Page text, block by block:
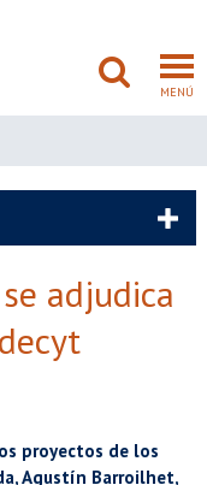
MENÚ
adjudica
proyectos de los
Agustín Barroilhet,